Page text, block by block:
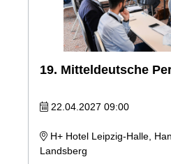
19. Mitteldeutsche
22.04.2027 09:00
H+ Hotel Leipzig-Halle,
Landsberg